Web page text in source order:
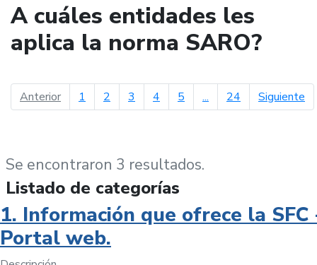
A cuáles entidades les
aplica la norma SARO?
Anteriorpágina anterior
1 2 3 4 5 ... 24 Siguiente
Se encontraron 3 resultados.
Listado de categorías
1. Información que ofrece la SFC
Portal web.